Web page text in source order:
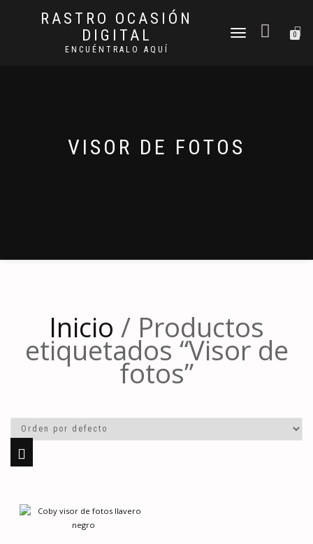
RASTRO OCASIÓN
DIGITAL
ENCUÉNTRALO AQUÍ
CAMBIAR
0
VISOR DE FOTOS
Inicio / Productos
etiquetados “Visor de
fotos”